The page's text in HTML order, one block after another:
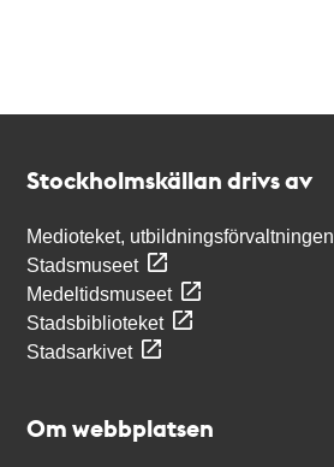
Stockholmskällan drivs av
Medioteket, utbildningsförvaltningen
Stadsmuseet
Medeltidsmuseet
Stadsbiblioteket
Stadsarkivet
Om webbplatsen